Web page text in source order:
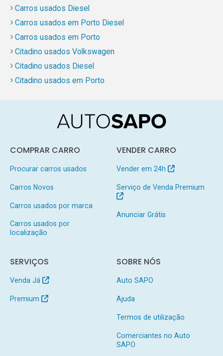
Carros usados Diesel
Carros usados em Porto Diesel
Carros usados em Porto
Citadino usados Volkswagen
Citadino usados Diesel
Citadino usados em Porto
COMPRAR CARRO
Procurar carros usados
Carros Novos
Carros usados por marca
Carros usados por
localização
VENDER CARRO
Vender em 24h
Serviço de Venda Premium
Anunciar Grátis
SERVIÇOS
Venda Já
Premium
SOBRE NÓS
Auto SAPO
Ajuda
Termos de utilização
Comerciantes no Auto
SAPO